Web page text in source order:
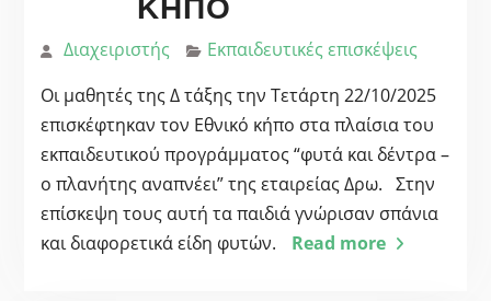
Διαχειριστής
Εκπαιδευτικές επισκέψεις
Οι μαθητές της Δ τάξης την Τετάρτη 22/10/2025
επισκέφτηκαν τον Εθνικό κήπο στα πλαίσια του
εκπαιδευτικού προγράμματος “φυτά και δέντρα –
ο πλανήτης αναπνέει” της εταιρείας Δρω. Στην
επίσκεψη τους αυτή τα παιδιά γνώρισαν σπάνια
και διαφορετικά είδη φυτών.
Read more